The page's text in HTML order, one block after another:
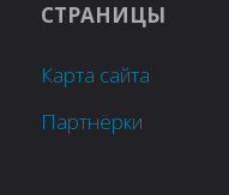
СТРАНИЦЫ
Карта сайта
Партнёрки